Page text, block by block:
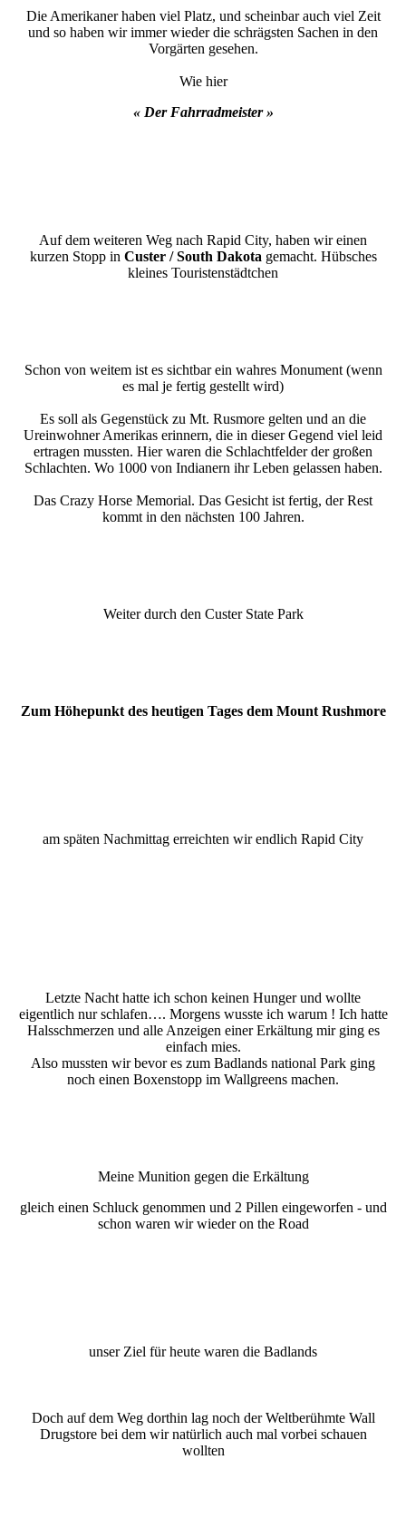
Die Amerikaner haben viel Platz, und scheinbar auch viel Zeit
und so haben wir immer wieder die schrägsten Sachen in den
Vorgärten gesehen.
Wie hier
« Der Fahrradmeister »
Auf dem weiteren Weg nach Rapid City, haben wir einen
kurzen Stopp in Custer / South Dakota gemacht. Hübsches
kleines Touristenstädtchen
Schon von weitem ist es sichtbar ein wahres Monument (wenn
es mal je fertig gestellt wird)
Es soll als Gegenstück zu Mt. Rusmore gelten und an die
Ureinwohner Amerikas erinnern, die in dieser Gegend viel leid
ertragen mussten. Hier waren die Schlachtfelder der großen
Schlachten. Wo 1000 von Indianern ihr Leben gelassen haben.
Das Crazy Horse Memorial. Das Gesicht ist fertig, der Rest
kommt in den nächsten 100 Jahren.
Weiter durch den Custer State Park
Zum Höhepunkt des heutigen Tages dem Mount Rushmore
am späten Nachmittag erreichten wir endlich Rapid City
Letzte Nacht hatte ich schon keinen Hunger und wollte
eigentlich nur schlafen…. Morgens wusste ich warum ! Ich hatte
Halsschmerzen und alle Anzeigen einer Erkältung mir ging es
einfach mies.
Also mussten wir bevor es zum Badlands national Park ging
noch einen Boxenstopp im Wallgreens machen.
Meine Munition gegen die Erkältung
gleich einen Schluck genommen und 2 Pillen eingeworfen - und
schon waren wir wieder on the Road
unser Ziel für heute waren die Badlands
Doch auf dem Weg dorthin lag noch der Weltberühmte Wall
Drugstore bei dem wir natürlich auch mal vorbei schauen
wollten